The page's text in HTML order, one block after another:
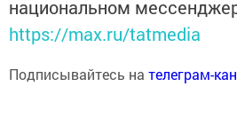
национальном
https://max.ru/tatmedia
Подписывайтесь на телеграм-